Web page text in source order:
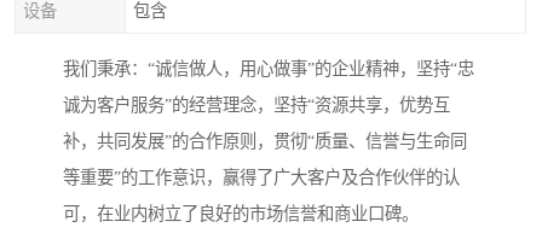
设备 包含
我们秉承：“诚信做人，用心做事”的企业精神，坚持“忠
诚为客户服务”的经营理念，坚持“资源共享，优势互
补，共同发展”的合作原则，贯彻“质量、信誉与生命同
等重要”的工作意识，赢得了广大客户及合作伙伴的认
可，在业内树立了良好的市场信誉和商业口碑。